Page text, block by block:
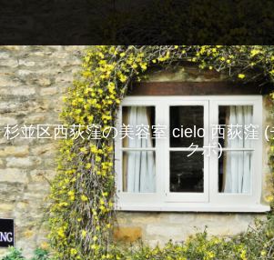
i
n
m
e
n
u
i
p
t
o
c
o
n
t
e
n
t
杉並区西荻窪の美容室 cielo 西荻窪
クボ)